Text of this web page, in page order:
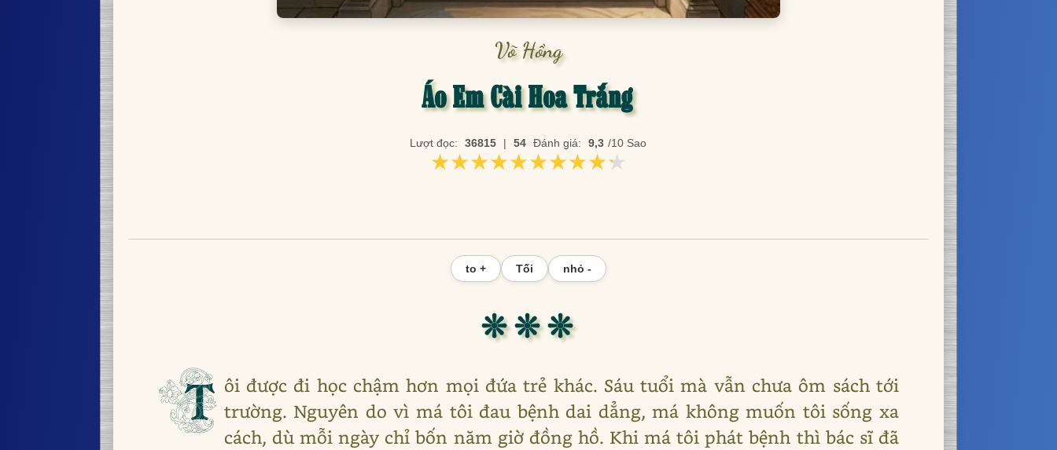
Võ Hồng
Áo Em Cài Hoa Trắng
Lượt đọc: 36815 | 54 Đánh giá: 9,3 /10 Sao
★★★★★★★★★★
★★★★★★★★★★
to + Tối nhỏ -
❊ ❊ ❊
T ôi được đi học chậm hơn mọi đứa trẻ khác. Sáu tuổi mà vẫn chưa ôm sách tới
trường. Nguyên do vì má tôi đau bệnh dai dẳng, má không muốn tôi sống xa
cách, dù mỗi ngày chỉ bốn năm giờ đồng hồ. Khi má tôi phát bệnh thì bác sĩ đã